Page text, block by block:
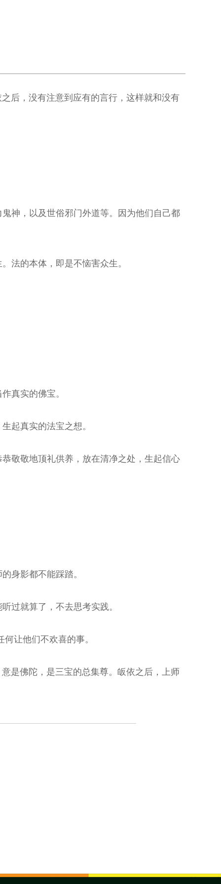
后，没有注意到应有的言行，这样就和没有
神，以及世俗邪门外道等。因为他们自己都
法的本体，即是不恼害众生。
真实的佛宝。
起真实的法宝之想。
敬敬地顶礼供养，放在清净之处，生起信心
身影都不能踩踏。
过就算了，不去思考实践。
让他们不欢喜的事。
是佛陀，是三宝的总集尊。皈依之后，上师